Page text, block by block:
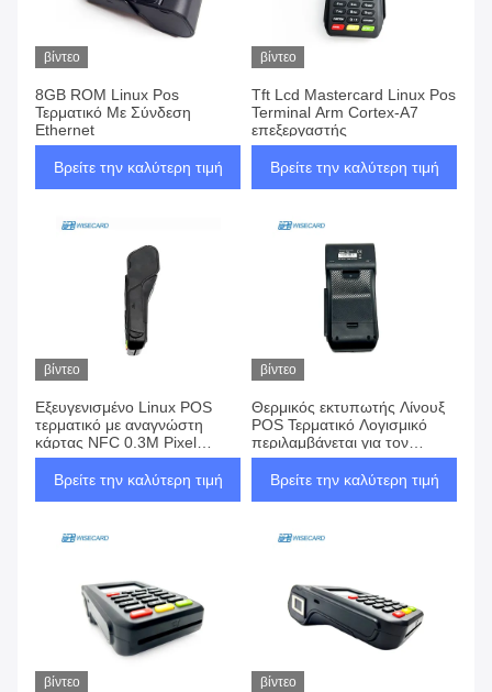
βίντεο
8GB ROM Linux Pos
Τερματικό Με Σύνδεση
Ethernet
Βρείτε την καλύτερη τιμή
βίντεο
Tft Lcd Mastercard Linux Pos
Terminal Arm Cortex-A7
επεξεργαστής
Βρείτε την καλύτερη τιμή
βίντεο
Εξευγενισμένο Linux POS
τερματικό με αναγνώστη
κάρτας NFC 0.3M Pixel
Camera και 1GB RAM
Βρείτε την καλύτερη τιμή
βίντεο
Θερμικός εκτυπωτής Λίνουξ
POS Τερματικό Λογισμικό
περιλαμβάνεται για τον
λιανοπωλητή
Βρείτε την καλύτερη τιμή
βίντεο βίντεο